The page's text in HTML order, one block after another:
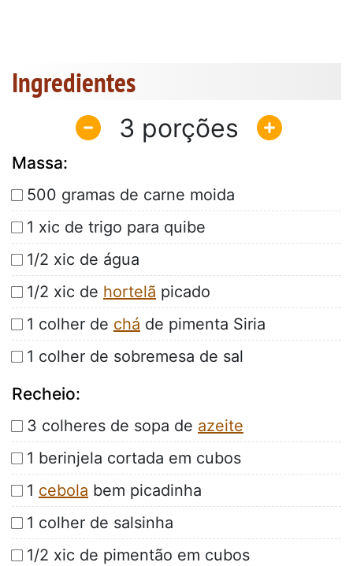
Ingredientes
3
Massa:
500 gramas de carne moida
1 xic de trigo para quibe
1/2 xic de água
1/2 xic de hortelã picado
1 colher de chá de pimenta Siria
1 colher de sobremesa de sal
Recheio:
3 colheres de sopa de azeite
1 berinjela cortada em cubos
1 cebola bem picadinha
1 colher de salsinha
1/2 xic de pimentão em cubos